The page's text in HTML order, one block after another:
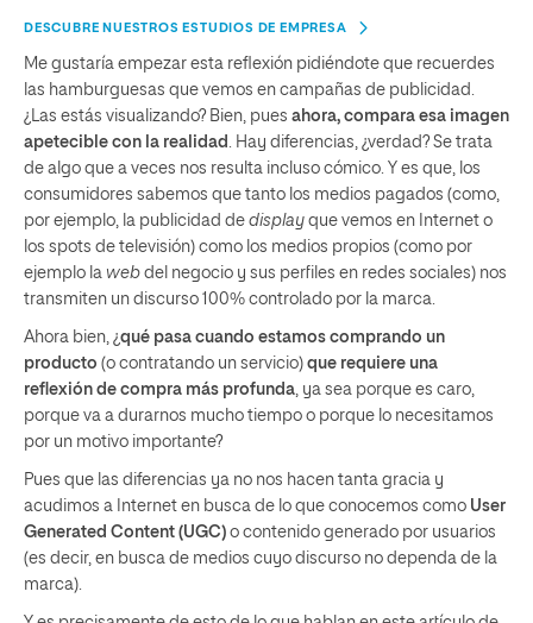
DESCUBRE NUESTROS ESTUDIOS DE EMPRESA
Me gustaría empezar esta reflexión pidiéndote que recuerdes
las hamburguesas que vemos en campañas de publicidad.
¿Las estás visualizando? Bien, pues ahora, compara esa imagen
apetecible con la realidad
. Hay diferencias, ¿verdad? Se trata
de algo que a veces nos resulta incluso cómico. Y es que, los
consumidores sabemos que tanto los medios pagados (como,
por ejemplo, la publicidad de display que vemos en Internet o
los spots de televisión) como los medios propios (como por
ejemplo la web del negocio y sus perfiles en redes sociales) nos
transmiten un discurso 100% controlado por la marca.
Ahora bien, ¿qué pasa cuando estamos comprando un
producto (o contratando un servicio) que requiere una
reflexión de compra más profunda , ya sea porque es caro,
porque va a durarnos mucho tiempo o porque lo necesitamos
por un motivo importante?
Pues que las diferencias ya no nos hacen tanta gracia y
acudimos a Internet en busca de lo que conocemos como User
Generated Content (UGC) o contenido generado por usuarios
(es decir, en busca de medios cuyo discurso no dependa de la
marca).